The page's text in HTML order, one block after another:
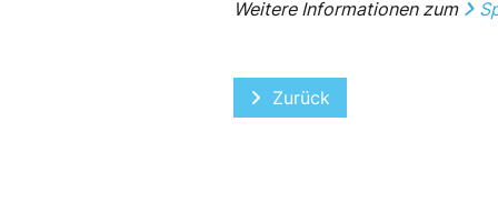
Weitere Informationen zum
Vorheriger Beitrag:
Zurück